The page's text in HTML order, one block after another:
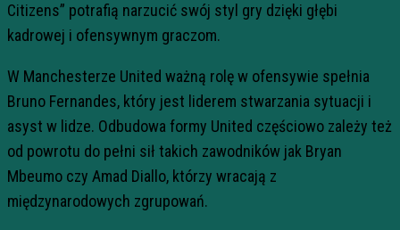
Citizens” potrafią narzucić swój styl gry dzięki głębi
kadrowej i ofensywnym graczom.
W Manchesterze United ważną rolę w ofensywie spełnia
Bruno Fernandes, który jest liderem stwarzania sytuacji i
asyst w lidze. Odbudowa formy United częściowo zależy też
od powrotu do pełni sił takich zawodników jak Bryan
Mbeumo czy Amad Diallo, którzy wracają z
międzynarodowych zgrupowań.